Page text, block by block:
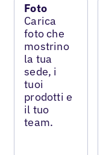
Foto
Carica
foto che
mostrino
la tua
sede, i
tuoi
prodotti e
il tuo
team.